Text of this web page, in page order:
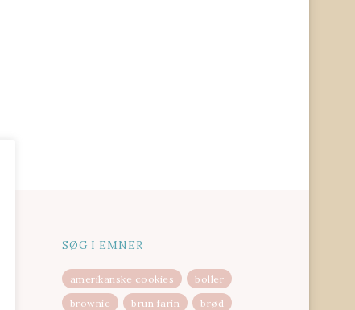
SØG I EMNER
amerikanske cookies
boller
brownie
brun farin
brød